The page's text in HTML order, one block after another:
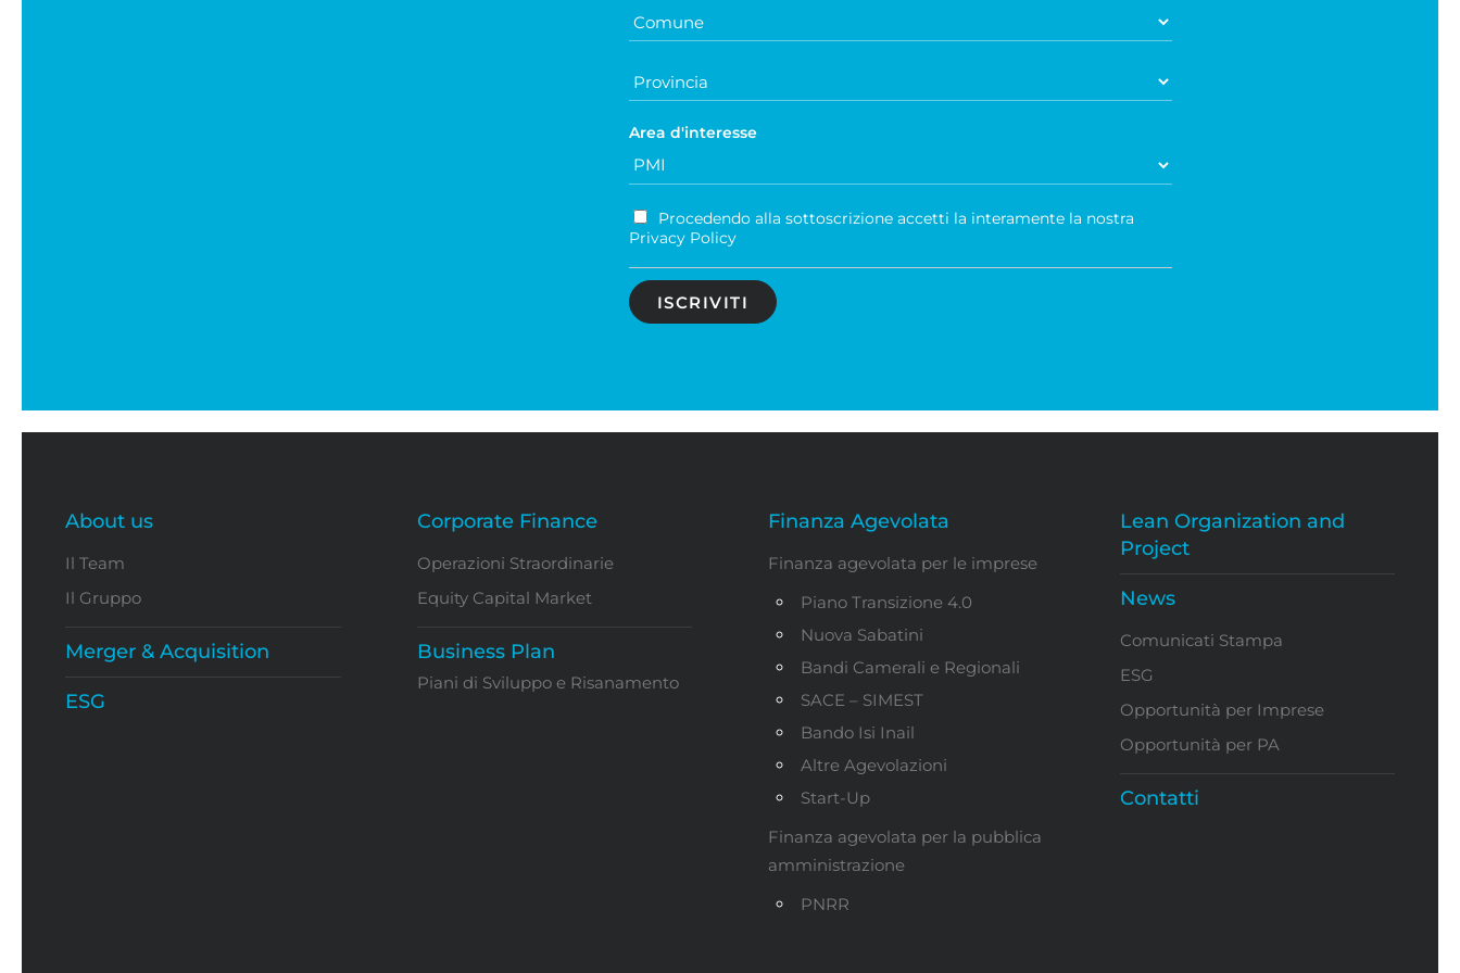
Area d'interesse
Procedendo alla sottoscrizione accetti la interamente la nostra
Privacy Policy
About us
Il Team
Il Gruppo
Merger & Acquisition
ESG
Corporate Finance
Operazioni Straordinarie
Equity Capital Market
Business Plan
Piani di Sviluppo e Risanamento
Finanza Agevolata
Finanza agevolata per le imprese
Piano Transizione 4.0
Nuova Sabatini
Bandi Camerali e Regionali
SACE – SIMEST
Bando Isi Inail
Altre Agevolazioni
Start-Up
Finanza agevolata per la pubblica
amministrazione
PNRR
Lean Organization and
Project
News
Comunicati Stampa
ESG
Opportunità per Imprese
Opportunità per PA
Contatti